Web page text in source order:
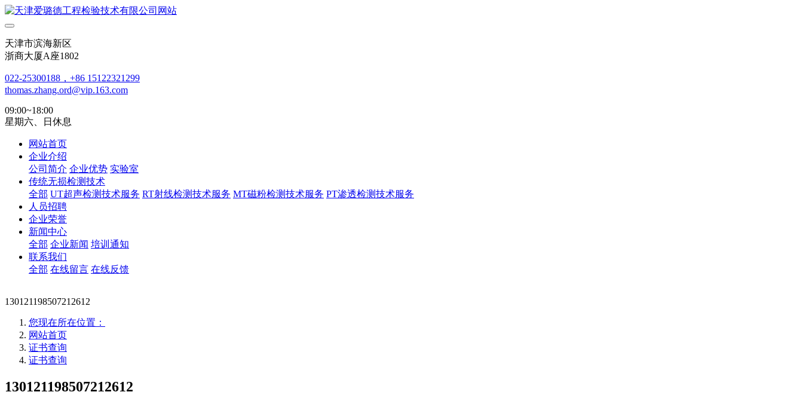
天津市滨海新区
浙商大厦A座1802
022-25300188，+86 15122321299
thomas.zhang.ord@vip.163.com
09:00~18:00
星期六、日休息
网站首页
企业介绍
公司简介 企业优势 实验室
传统无损检测技术
全部 UT超声检测技术服务 RT射线检测技术服务 MT磁粉检测技术服务 PT渗透检测技术服务
人员招聘
企业荣誉
新闻中心
全部 企业新闻 培训通知
联系我们
全部 在线留言 在线反馈
130121198507212612
您现在所在位置：
网站首页
证书查询
证书查询
130121198507212612